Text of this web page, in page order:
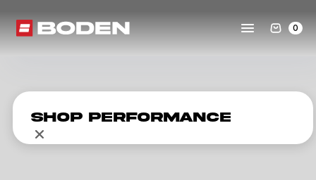
0
Shop Performance